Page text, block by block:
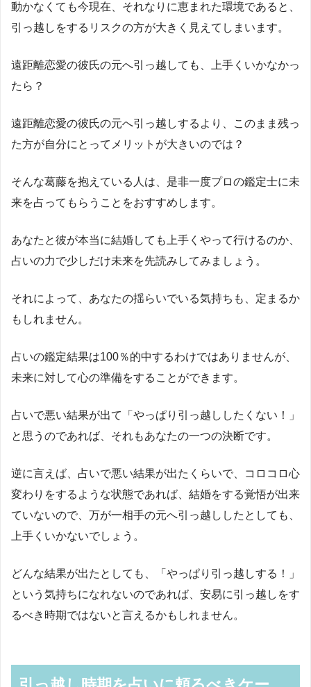
動かなくても今現在、それなりに恵まれた環境であると、
引っ越しをするリスクの方が大きく見えてしまいます。
遠距離恋愛の彼氏の元へ引っ越しても、上手くいかなかっ
たら？
遠距離恋愛の彼氏の元へ引っ越しするより、このまま残っ
た方が自分にとってメリットが大きいのでは？
そんな葛藤を抱えている人は、是非一度プロの鑑定士に未
来を占ってもらうことをおすすめします。
あなたと彼が本当に結婚しても上手くやって行けるのか、
占いの力で少しだけ未来を先読みしてみましょう。
それによって、あなたの揺らいでいる気持ちも、定まるか
もしれません。
占いの鑑定結果は100％的中するわけではありませんが、
未来に対して心の準備をすることができます。
占いで悪い結果が出て「やっぱり引っ越ししたくない！」
と思うのであれば、それもあなたの一つの決断です。
逆に言えば、占いで悪い結果が出たくらいで、コロコロ心
変わりをするような状態であれば、結婚をする覚悟が出来
ていないので、万が一相手の元へ引っ越ししたとしても、
上手くいかないでしょう。
どんな結果が出たとしても、「やっぱり引っ越しする！」
という気持ちになれないのであれば、安易に引っ越しをす
るべき時期ではないと言えるかもしれません。